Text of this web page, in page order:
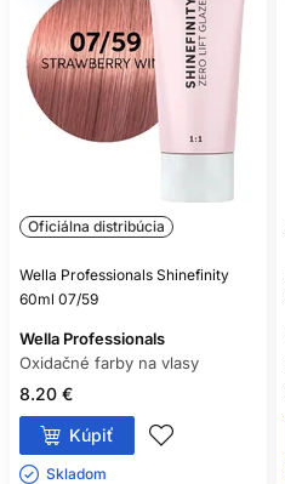
Oficiálna distribúcia
Wella Professionals Shinefinity
60ml 07/59
Wella Professionals
Oxidačné farby na vlasy
8.20 €
Kúpiť
Skladom ㅤ